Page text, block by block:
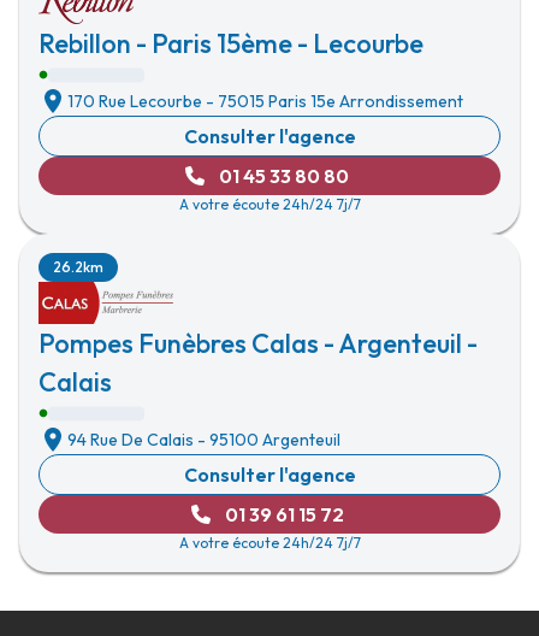
Rebillon - Paris 15ème - Lecourbe
170 Rue Lecourbe - 75015 Paris 15e Arrondissement
Consulter l'agence
01 45 33 80 80
A votre écoute 24h/24 7j/7
Pompes Funèbres Calas - Argenteuil -
Calais
26.2km
94 Rue De Calais - 95100 Argenteuil
Consulter l'agence
01 39 61 15 72
A votre écoute 24h/24 7j/7